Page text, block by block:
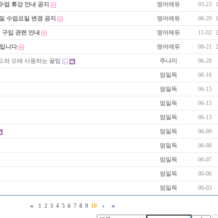
업 휴강 안내 공지 영어에듀 03-23
수업요일 변경 공지 영어에듀 08-29
입 관련 안내 영어에듀 11-02
니다 영어에듀 08-21
와 오래 사용하는 꿀팁 주나미 06-20
엄일득 06-16
엄일득 06-15
엄일득 06-15
엄일득 06-13
엄일득 06-09
엄일득 06-08
엄일득 06-07
엄일득 06-06
엄일득 06-03
1 2 3 4 5 6 7 8 9 10